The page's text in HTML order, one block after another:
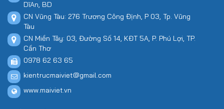
DĩAn, BD
CN Vũng Tàu: 276 Trương Công Định, P 03, Tp. Vũng
Tàu
CN Miền Tây: 03, Đường Số 14, KĐT 5A, P. Phú Lợi, TP.
Cần Thơ
0978 62 63 65
kientrucmaiviet@gmail.com
www.maiviet.vn